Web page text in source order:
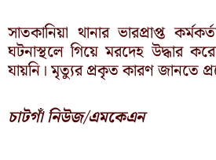
সাতকানিয়া থানার ভারপ্রাপ্ত
ঘটনাস্থলে গিয়ে মরদেহ উদ্ধার
যায়নি। মৃত্যুর প্রকৃত কারণ জানতে
চাটগাঁ নিউজ/এমকেএন